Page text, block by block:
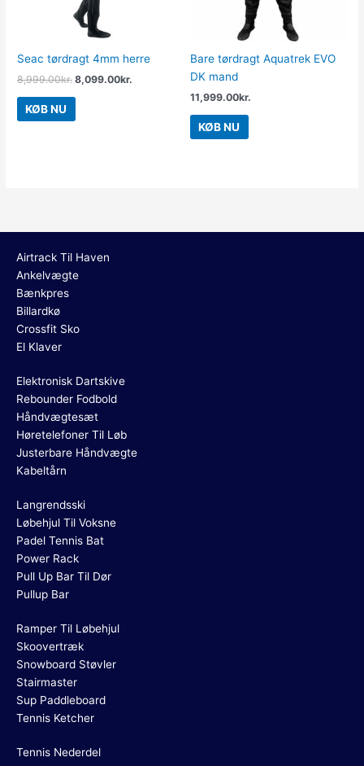
Seac tørdragt 4mm herre
8,999.00kr. 8,099.00kr.
KØB NU
Bare tørdragt Aquatrek EVO
DK mand
11,999.00kr.
KØB NU
Airtrack Til Haven
Ankelvægte
Bænkpres
Billardkø
Crossfit Sko
El Klaver
Elektronisk Dartskive
Rebounder Fodbold
Håndvægtesæt
Høretelefoner Til Løb
Justerbare Håndvægte
Kabeltårn
Langrendsski
Løbehjul Til Voksne
Padel Tennis Bat
Power Rack
Pull Up Bar Til Dør
Pullup Bar
Ramper Til Løbehjul
Skoovertræk
Snowboard Støvler
Stairmaster
Sup Paddleboard
Tennis Ketcher
Tennis Nederdel